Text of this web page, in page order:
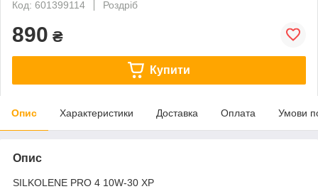
Код: 601399114
Роздріб
890 ₴
Купити
Опис Характеристики Доставка Оплата Умови
Опис
SILKOLENE PRO 4 10W-30 XP